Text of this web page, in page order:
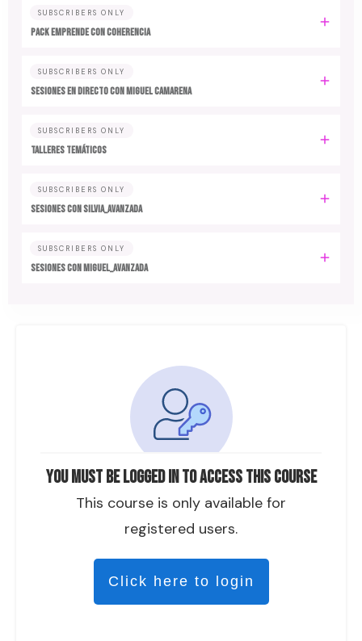
You must be logged in to access this course
This course is only available for
registered users.
Click here to login
SUBSCRIBERS ONLY
PACK EMPRENDE CON COHERENCIA
SUBSCRIBERS ONLY
SESIONES EN DIRECTO CON MIGUEL CAMARENA
SUBSCRIBERS ONLY
TALLERES TEMÁTICOS
SUBSCRIBERS ONLY
SESIONES CON SILVIA_AVANZADA
SUBSCRIBERS ONLY
SESIONES CON MIGUEL_AVANZADA